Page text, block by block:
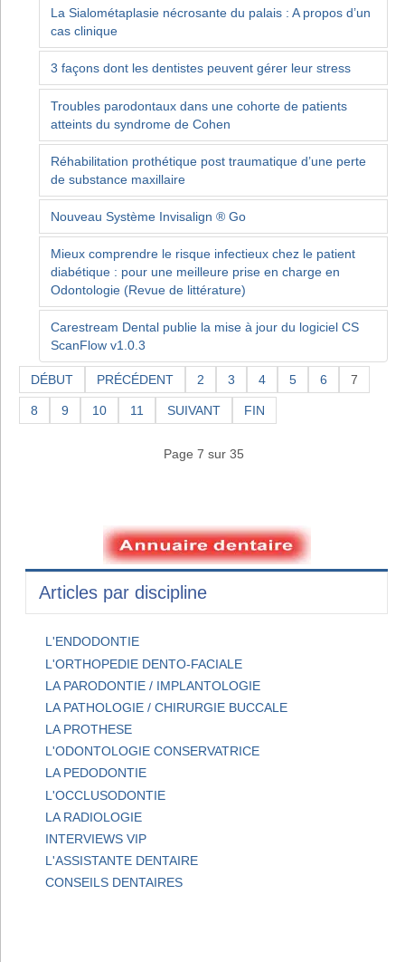
La Sialométaplasie nécrosante du palais : A propos d’un
cas clinique
3 façons dont les dentistes peuvent gérer leur stress
Troubles parodontaux dans une cohorte de patients
atteints du syndrome de Cohen
Réhabilitation prothétique post traumatique d’une perte
de substance maxillaire
Nouveau Système Invisalign ® Go
Mieux comprendre le risque infectieux chez le patient
diabétique : pour une meilleure prise en charge en
Odontologie (Revue de littérature)
Carestream Dental publie la mise à jour du logiciel CS
ScanFlow v1.0.3
DÉBUT PRÉCÉDENT 2 3 4 5 6 7
8 9 10 11 SUIVANT FIN
Page 7 sur 35
Articles par discipline
L'ENDODONTIE
L'ORTHOPEDIE DENTO-FACIALE
LA PARODONTIE / IMPLANTOLOGIE
LA PATHOLOGIE / CHIRURGIE BUCCALE
LA PROTHESE
L'ODONTOLOGIE CONSERVATRICE
LA PEDODONTIE
L'OCCLUSODONTIE
LA RADIOLOGIE
INTERVIEWS VIP
L'ASSISTANTE DENTAIRE
CONSEILS DENTAIRES